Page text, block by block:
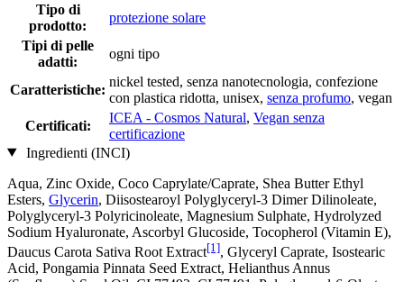
Tipo di
prodotto:
protezione solare
Tipi di pelle
adatti:
ogni tipo
Caratteristiche:
nickel tested, senza nanotecnologia, confezione
con plastica ridotta, unisex, senza profumo, vegan
Certificati:
ICEA - Cosmos Natural, Vegan senza
certificazione
Ingredienti (INCI)
Aqua, Zinc Oxide, Coco Caprylate/Caprate, Shea Butter Ethyl
Esters, Glycerin, Diisostearoyl Polyglyceryl-3 Dimer Dilinoleate,
Polyglyceryl-3 Polyricinoleate, Magnesium Sulphate, Hydrolyzed
Sodium Hyaluronate, Ascorbyl Glucoside, Tocopherol (Vitamin E),
Daucus Carota Sativa Root Extract[1], Glyceryl Caprate, Isostearic
Acid, Pongamia Pinnata Seed Extract, Helianthus Annus